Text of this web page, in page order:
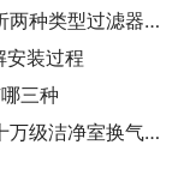
袋式过滤器和板式过滤器的区别-分析两种类型过滤器的优缺点
安装过程
三种
十万级高效过滤器换气次数是多少-十万级洁净室换气次数要求